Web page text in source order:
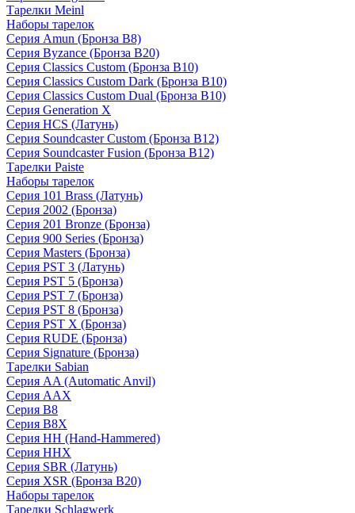
Тарелки Meinl
Наборы тарелок
Серия Amun (Бронза B8)
Серия Byzance (Бронза B20)
Серия Classics Custom (Бронза B10)
Серия Classics Custom Dark (Бронза B10)
Серия Classics Custom Dual (Бронза B10)
Серия Generation X
Серия HCS (Латунь)
Серия Soundcaster Custom (Бронза B12)
Серия Soundcaster Fusion (Бронза B12)
Тарелки Paiste
Наборы тарелок
Серия 101 Brass (Латунь)
Серия 2002 (Бронза)
Серия 201 Bronze (Бронза)
Серия 900 Series (Бронза)
Серия Masters (Бронза)
Серия PST 3 (Латунь)
Серия PST 5 (Бронза)
Серия PST 7 (Бронза)
Серия PST 8 (Бронза)
Серия PST X (Бронза)
Серия RUDE (Бронза)
Серия Signature (Бронза)
Тарелки Sabian
Серия AA (Automatic Anvil)
Серия AAX
Серия B8
Серия B8X
Серия HH (Hand-Hammered)
Серия HHX
Серия SBR (Латунь)
Серия XSR (Бронза B20)
Наборы тарелок
Тарелки Schlagwerk